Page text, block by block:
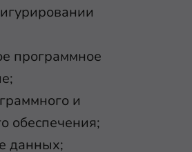
программное
и
обеспечения;
данных;